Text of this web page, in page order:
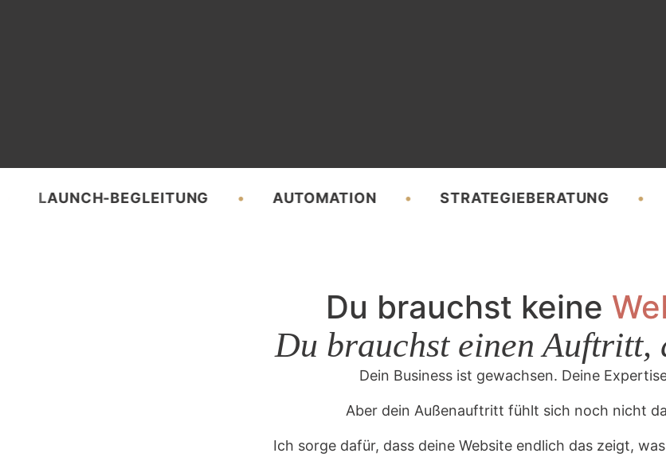
BEGLEITUNG AUTOMATION STRATEGIEBERATUNG
Du brauchst keine
Du brauchst einen Auftritt,
Dein Business ist gewachsen. Deine
Aber dein Außenauftritt fühlt sich noch nicht
Ich sorge dafür, dass deine Website endlich das zeigt,